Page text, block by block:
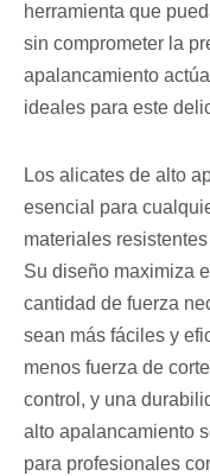
herramienta que
sin comprometer la
apalancamiento
ideales para este
Los alicates de alto
esencial para
materiales
Su diseño maximiza
cantidad de fuerza
sean más fáciles y
menos fuerza de
control, y una
alto apalancamiento
para profesionales